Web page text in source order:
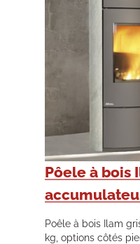
Pôele à bois
Poêle à bois Ilam
kg, options côtés